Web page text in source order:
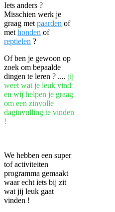
Iets anders ?
Misschien werk je
graag met paarden of
met honden of
reptielen ?
Of ben je gewoon op
zoek om bepaalde
dingen te leren ? .... jij
weet wat je leuk vind
en wij helpen je graag
om een zinvolle
daginvulling te vinden
!
We hebben een super
tof activiteiten
programma gemaakt
waar echt iets bij zit
wat jij leuk gaat
vinden !